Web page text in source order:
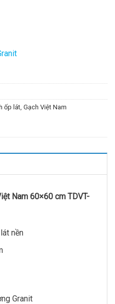
ốp lát, Gạch Việt Nam
Nam 60×60 cm TDVT-
nền
Granit